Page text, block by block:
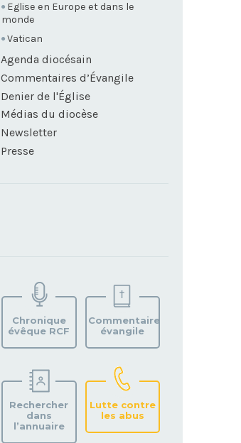
Eglise en Europe et dans le
monde
Vatican
Agenda diocésain
Commentaires d’Évangile
Denier de l'Église
Médias du diocèse
Newsletter
Presse
VOTRE
PAROISSE
Chronique
évêque RCF
Commentaire
évangile
Rechercher
dans
l’annuaire
Lutte contre
les abus